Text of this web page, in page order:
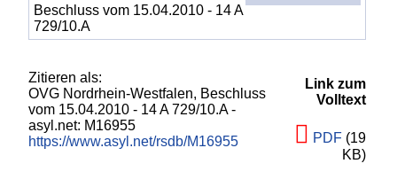
Beschluss vom 15.04.2010 - 14 A
729/10.A
Zitieren als:
OVG Nordrhein-Westfalen, Beschluss
vom 15.04.2010 - 14 A 729/10.A-
asyl.net: M16955
https://www.asyl.net/rsdb/M16955
Link zum
Volltext
PDF (19
KB)